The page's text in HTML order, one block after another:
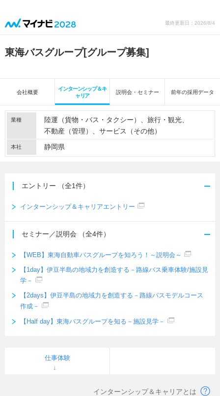
最終更新日：2026/8/4
東海バスグループ[グループ募集]
会社概要
インターンシップ＆キ
ャリア
説明会・セミナー 前年の採用データ
業種 陸運（貨物・バス・タクシー）
旅行・観光
不動産（管理）
サービス（その他）
本社 静岡県
エントリー （全1件）
インターンシップ＆キャリアエントリー
セミナー／説明会 （全4件）
【WEB】東海自動車バスグループを知ろう！～説明会～
【1day】伊豆半島の地域力を創造する－路線バス乗車体験/施設見
学－
【2days】伊豆半島の地域力を創造する－路線バスモデルコース
作成－
【Half day】東海バスグループを知る－施設見学－
仕事体験
インターンシップ＆キャリアとは